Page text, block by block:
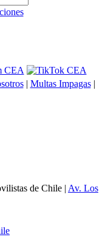
| Multas Impagas|
de Chile | Av. Los